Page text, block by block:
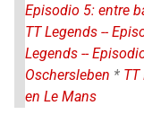
Episodio 5: entre
TT Legends --
Legends --
Oschersleben * TT
en Le Mans